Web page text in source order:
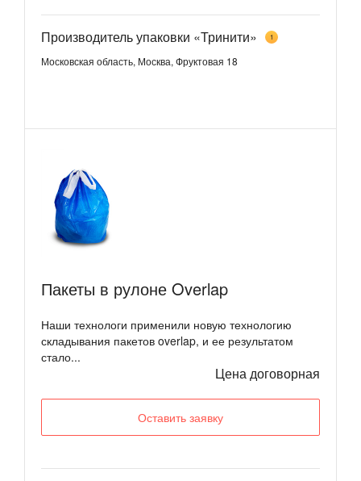
Производитель упаковки «Тринити» 1
Московская область, Москва, Фруктовая 18
Пакеты в рулоне Overlap
Наши технологи применили новую технологию
складывания пакетов overlap, и ее результатом
стало...
Цена договорная
Оставить заявку